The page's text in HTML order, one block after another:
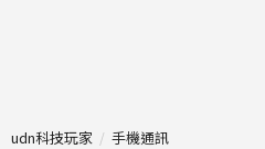
udn科技玩家 手機通訊